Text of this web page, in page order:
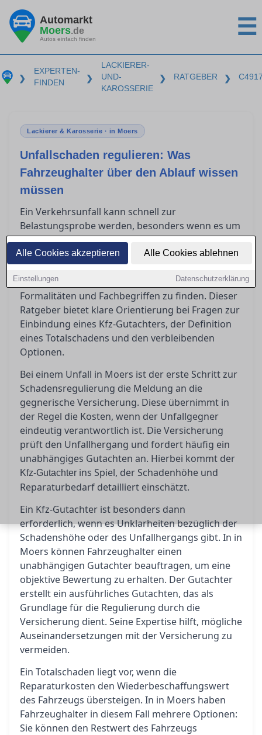
Alle Cookies akzeptieren Alle Cookies ablehnen
Einstellungen Datenschutzerklärung
Automarkt
Moers.de
Autos einfach finden ☰
❯
EXPERTEN-
FINDEN
❯
LACKIERER-
UND-
KAROSSERIE
❯ RATGEBER ❯
Lackierer & Karosserie · in Moers
Unfallschaden regulieren: Was
Fahrzeughalter über den Ablauf wissen
müssen
Ein Verkehrsunfall kann schnell zur
Belastungsprobe werden, besonders wenn es um
die Regulierung des Schadens über die
gegnerische Versicherung geht. Fahrzeughalter
in Moers stehen oft vor der Herausforderung,
den richtigen Weg durch den Dschungel von
Formalitäten und Fachbegriffen zu finden. Dieser
Ratgeber bietet klare Orientierung bei Fragen zur
Einbindung eines Kfz-Gutachters, der Definition
eines Totalschadens und den verbleibenden
Optionen.
Bei einem Unfall in Moers ist der erste Schritt zur
Schadensregulierung die Meldung an die
gegnerische Versicherung. Diese übernimmt in
der Regel die Kosten, wenn der Unfallgegner
eindeutig verantwortlich ist. Die Versicherung
prüft den Unfallhergang und fordert häufig ein
unabhängiges Gutachten an. Hierbei kommt der
Kfz-Gutachter ins Spiel, der Schadenhöhe und
Reparaturbedarf detailliert einschätzt.
Ein Kfz-Gutachter ist besonders dann
erforderlich, wenn es Unklarheiten bezüglich der
Schadenshöhe oder des Unfallhergangs gibt. In in
Moers können Fahrzeughalter einen
unabhängigen Gutachter beauftragen, um eine
objektive Bewertung zu erhalten. Der Gutachter
erstellt ein ausführliches Gutachten, das als
Grundlage für die Regulierung durch die
Versicherung dient. Seine Expertise hilft, mögliche
Auseinandersetzungen mit der Versicherung zu
vermeiden.
Ein Totalschaden liegt vor, wenn die
Reparaturkosten den Wiederbeschaffungswert
des Fahrzeugs übersteigen. In in Moers haben
Fahrzeughalter in diesem Fall mehrere Optionen:
Sie können den Restwert des Fahrzeugs